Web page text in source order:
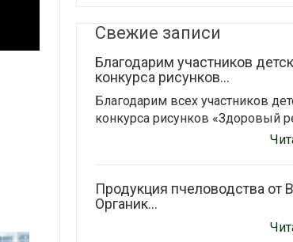
Свежие записи
Благодарим участников
конкурса рисунков...
Благодарим всех участников
конкурса рисунков «Здоровый
Продукция пчеловодства от
Органик...